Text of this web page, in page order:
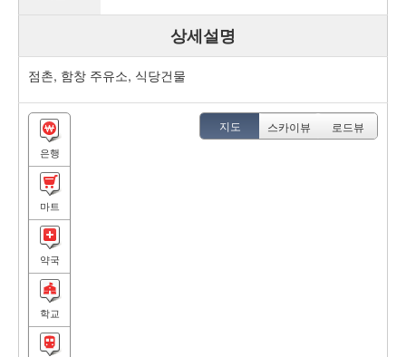
상세설명
점촌, 함창 주유소, 식당건물
지도 스카이뷰 로드뷰
은행
마트
약국
학교